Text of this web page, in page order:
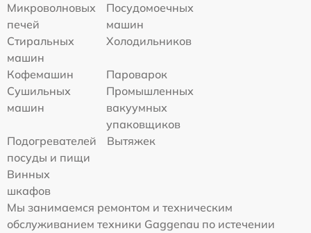
Микроволновых
печей
Посудомоечных
машин
Стиральных
машин
Холодильников
Кофемашин
Пароварок
Сушильных
машин
Промышленных
вакуумных
упаковщиков
Подогревателей
посуды и пищи
Вытяжек
Винных
шкафов
Мы занимаемся ремонтом и техническим
обслуживанием техники Gaggenau по истечении